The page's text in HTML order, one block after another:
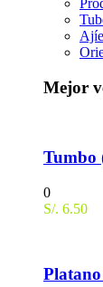
Mejor
Tumbo
0
S/. 6.50